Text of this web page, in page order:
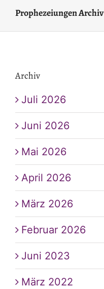
Prophezeiungen Archiv
Archiv
Juli 2026
Juni 2026
Mai 2026
April 2026
März 2026
Februar 2026
Juni 2023
März 2022